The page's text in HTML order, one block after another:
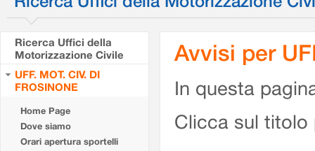
Ricerca Uffici della
Motorizzazione Civile
UFF. MOT. CIV. DI
FROSINONE
Home Page
Dove siamo
Orari apertura sportelli
Avvisi per
In questa
Clicca sul titolo